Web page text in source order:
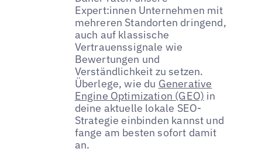
Expert:innen Unternehmen mit
mehreren Standorten dringend,
auch auf klassische
Vertrauenssignale wie
Bewertungen und
Verständlichkeit zu setzen.
Überlege, wie du Generative
Engine Optimization (GEO) in
deine aktuelle lokale SEO-
Strategie einbinden kannst und
fange am besten sofort damit
an.